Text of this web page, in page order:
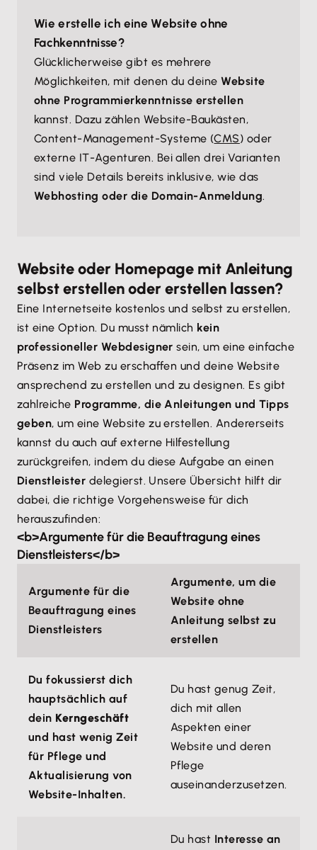
Wie erstelle ich eine Website ohne
Fachkenntnisse?
Glücklicherweise gibt es mehrere
Möglichkeiten, mit denen du deineWebsite
ohne Programmierkenntnisse erstellen
kannst. Dazu zählen Website-Baukästen,
Content-Management-Systeme (CMS) oder
externe IT-Agenturen. Bei allen drei Varianten
sind viele Details bereits inklusive, wie das
Webhosting oder die Domain-Anmeldung.
Website oder Homepage mit Anleitung
selbst erstellen oder erstellen lassen?
Eine Internetseite kostenlos und selbst zu erstellen,
ist eine Option. Du musst nämlich kein
professioneller Webdesigner sein, um eine einfache
Präsenz im Web zu erschaffen und deine Website
ansprechend zu erstellen und zu designen. Es gibt
zahlreiche Programme, die Anleitungen und Tipps
geben, um eine Website zu erstellen. Andererseits
kannst du auch auf externe Hilfestellung
zurückgreifen, indem du diese Aufgabe an einen
Dienstleister delegierst. Unsere Übersicht hilft dir
dabei, die richtige Vorgehensweise für dich
herauszufinden:
<b>Argumente für die Beauftragung eines
Dienstleisters</b>
Argumente für die
Beauftragung eines
Dienstleisters
Argumente, um die
Website ohne
Anleitung selbst zu
erstellen
Du fokussierst dich
hauptsächlich auf
dein Kerngeschäft
und hast wenig Zeit
für Pflege und
Aktualisierung von
Website-Inhalten.
Du hast genug Zeit,
dich mit allen
Aspekten einer
Website und deren
Pflege
auseinanderzusetzen.
Du hast Interesse an